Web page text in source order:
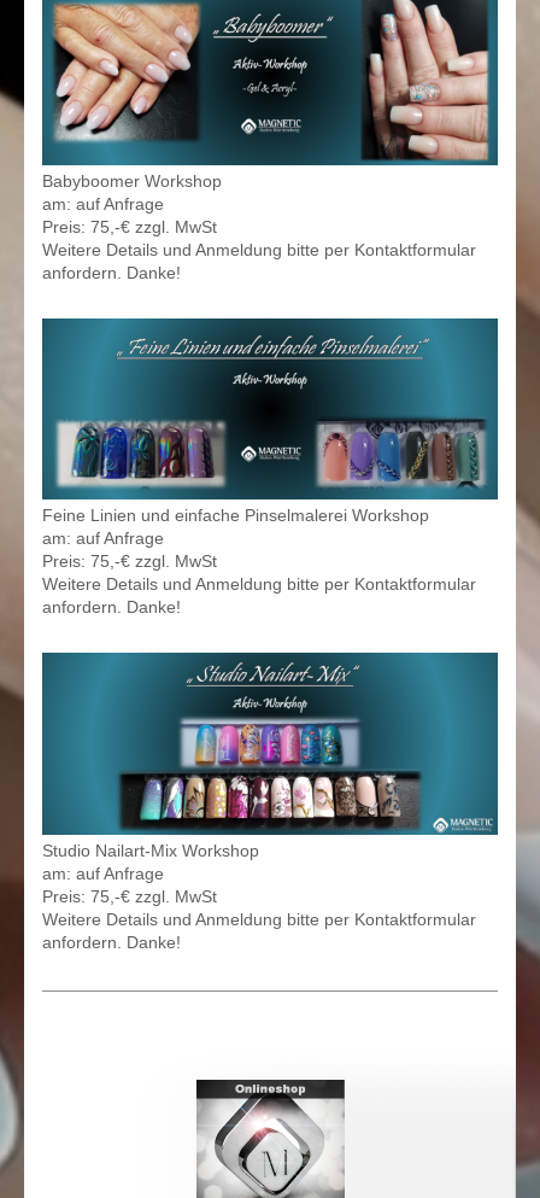
Babyboomer Workshop
am: auf Anfrage
Preis: 75,-€ zzgl. MwSt
Weitere Details und Anmeldung bitte per Kontaktformular
anfordern. Danke!
Feine Linien und einfache Pinselmalerei Workshop
am: auf Anfrage
Preis: 75,-€ zzgl. MwSt
Weitere Details und Anmeldung bitte per Kontaktformular
anfordern. Danke!
Studio Nailart-Mix Workshop
am: auf Anfrage
Preis: 75,-€ zzgl. MwSt
Weitere Details und Anmeldung bitte per Kontaktformular
anfordern. Danke!